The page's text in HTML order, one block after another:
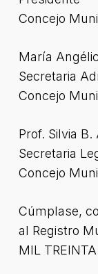
Concejo
María
Secretaria
Concejo
Prof. Silvia B.
Secretaria
Concejo
Cúmplase,
al Registro
MIL